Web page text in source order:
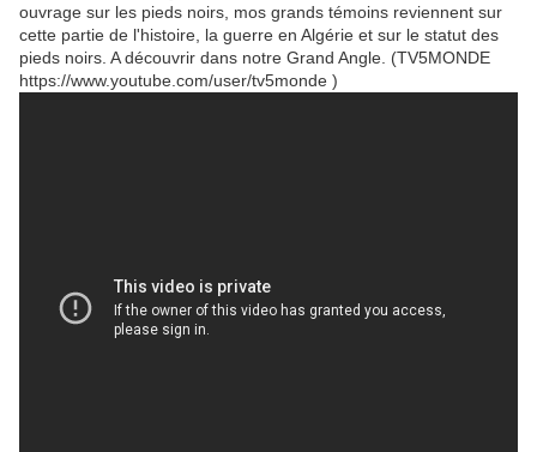
ouvrage sur les pieds noirs, mos grands témoins reviennent sur
cette partie de l'histoire, la guerre en Algérie et sur le statut des
pieds noirs. A découvrir dans notre Grand Angle. (TV5MONDE
https://www.youtube.com/user/tv5monde )